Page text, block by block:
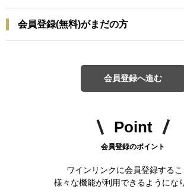
会員登録(無料)がまだの方
会員登録へ進む
Point
会員登録のポイント
ワインリンクに会員登録する
様々な機能が利用できるようにな